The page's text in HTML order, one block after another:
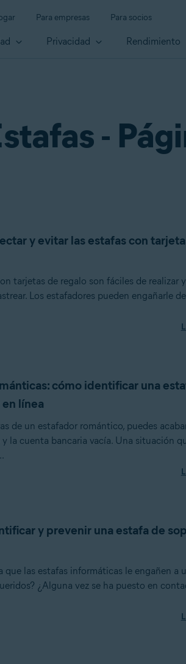
Para empresas Para socios
Privacidad Rendimiento
-
y evitar las estafas con
tarjetas de regalo son fáciles de realizar y
Los estafadores pueden engañarle de
cómo identificar una
línea
de un estafador romántico, puedes
la cuenta bancaria vacía. Una situación
y prevenir una estafa de
que las estafas informáticas le engañen a
¿Alguna vez se ha puesto en